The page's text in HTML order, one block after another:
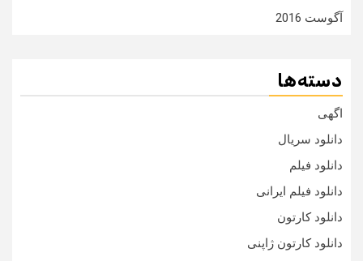
آگوست 2016
دسته‌ها
اگهی
دانلود سریال
دانلود فیلم
دانلود فیلم ایرانی
دانلود کارتون
دانلود کارتون ژاپنی